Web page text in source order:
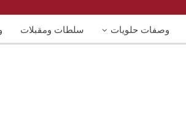
وصفات حلويات سلطات ومقبلات